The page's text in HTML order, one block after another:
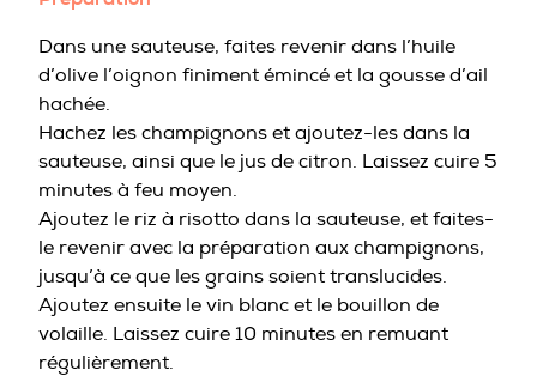
Dans une sauteuse, faites revenir dans l’huile
d’olive l’oignon finiment émincé et la gousse d’ail
hachée.
Hachez les champignons et ajoutez-les dans la
sauteuse, ainsi que le jus de citron. Laissez cuire 5
minutes à feu moyen.
Ajoutez le riz à risotto dans la sauteuse, et faites-
le revenir avec la préparation aux champignons,
jusqu’à ce que les grains soient translucides.
Ajoutez ensuite le vin blanc et le bouillon de
volaille. Laissez cuire 10 minutes en remuant
régulièrement.